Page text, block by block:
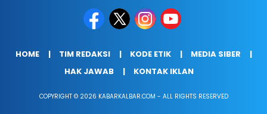
HOME TIM REDAKSI KODE ETIK
MEDIA SIBER
HAK JAWAB
KONTAK IKLAN
COPYRIGHT © 2026 KABARKALBAR.COM - ALL RIGHTS RESERVED